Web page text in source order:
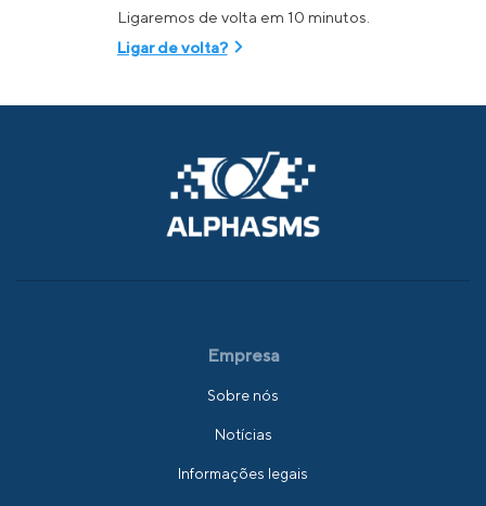
Ligaremos de volta em 10 minutos.
Ligar de volta?
Empresa
Sobre nós
Notícias
Informações legais